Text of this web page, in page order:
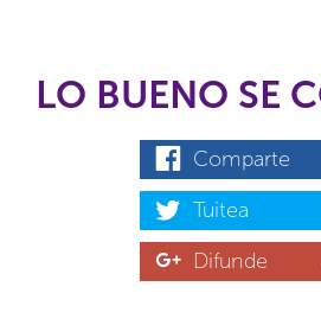
LO BUENO SE
Comparte
Tuitea
Difunde